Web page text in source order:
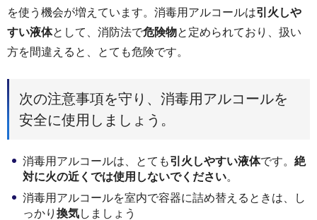
を使う機会が増えています。消毒用アルコールは引火しや
すい液体として、消防法で危険物と定められており、扱い
方を間違えると、とても危険です。
次の注意事項を守り、消毒用アルコールを
安全に使用しましょう。
消毒用アルコールは、とても引火しやすい液体です。 絶
対に火の近くでは使用しないでください。
消毒用アルコールを室内で容器に詰め替えるときは、し
っかり 換気しましょう